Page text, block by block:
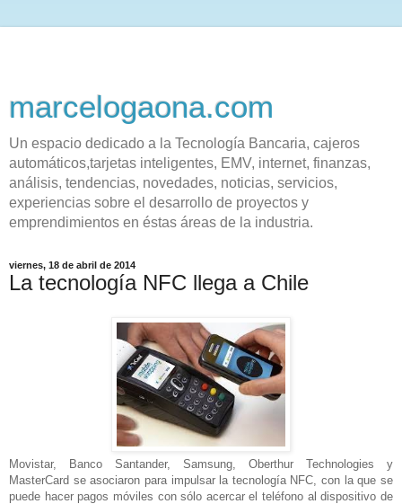
marcelogaona.com
Un espacio dedicado a la Tecnología Bancaria, cajeros
automáticos,tarjetas inteligentes, EMV, internet, finanzas,
análisis, tendencias, novedades, noticias, servicios,
experiencias sobre el desarrollo de proyectos y
emprendimientos en éstas áreas de la industria.
viernes, 18 de abril de 2014
La tecnología NFC llega a Chile
Movistar, Banco Santander, Samsung, Oberthur Technologies y
MasterCard se asociaron para impulsar la tecnología NFC, con la que se
puede hacer pagos móviles con sólo acercar el teléfono al dispositivo de